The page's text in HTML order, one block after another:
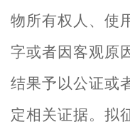
物所有权人、使
字或者因客观原
结果予以公证或
定相关证据。拟